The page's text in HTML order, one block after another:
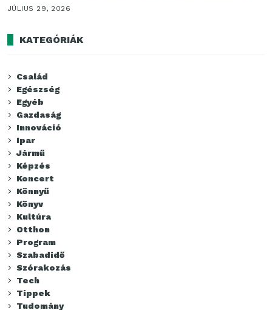
JÚLIUS 29, 2026
KATEGÓRIÁK
Család
Egészség
Egyéb
Gazdaság
Innováció
Ipar
Jármű
Képzés
Koncert
Könnyű
Könyv
Kultúra
Otthon
Program
Szabadidő
Szórakozás
Tech
Tippek
Tudomány